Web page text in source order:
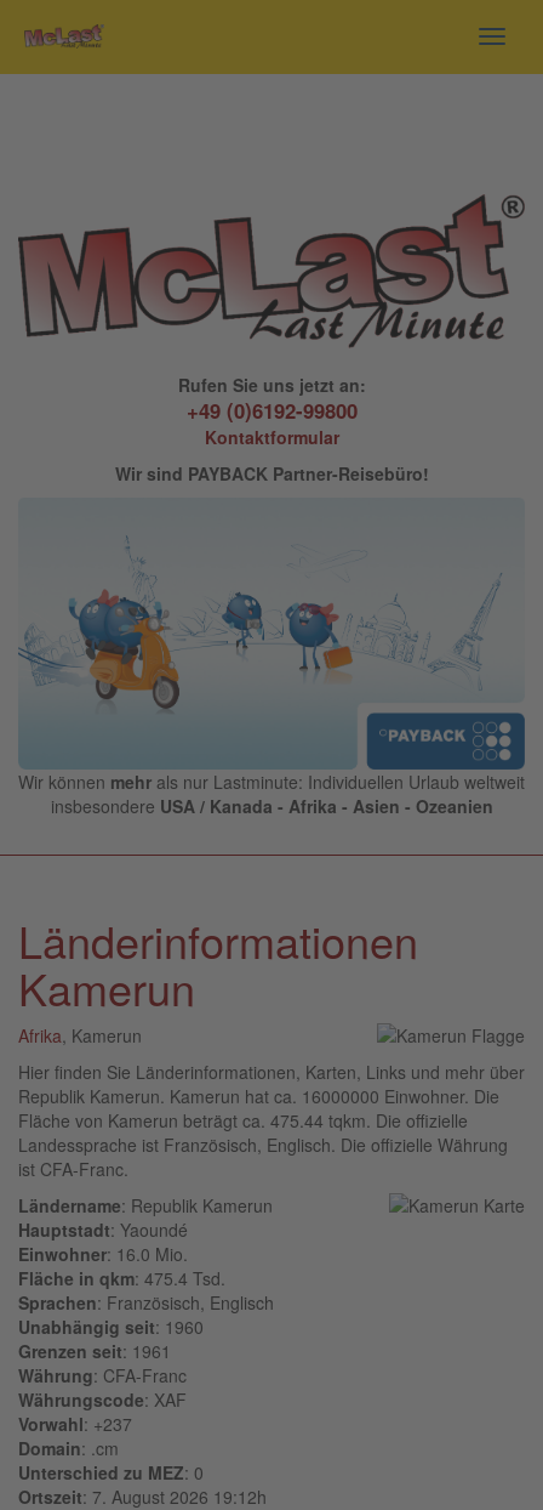
Rufen Sie uns jetzt an:
+49 (0)6192-99800
Kontaktformular
Wir sind PAYBACK Partner-Reisebüro!
Wir können mehr als nur Lastminute: Individuellen Urlaub weltweit
insbesondere USA / Kanada - Afrika - Asien - Ozeanien
Länderinformationen
Kamerun
Afrika , Kamerun
Hier finden Sie Länderinformationen, Karten, Links und mehr über
Republik Kamerun. Kamerun hat ca. 16000000 Einwohner. Die
Fläche von Kamerun beträgt ca. 475.44 tqkm. Die offizielle
Landessprache ist Französisch, Englisch. Die offizielle Währung
ist CFA-Franc.
Ländername: Republik Kamerun
Hauptstadt: Yaoundé
Einwohner: 16.0 Mio.
Fläche in qkm: 475.4 Tsd.
Sprachen: Französisch, Englisch
Unabhängig seit: 1960
Grenzen seit: 1961
Währung: CFA-Franc
Währungscode: XAF
Vorwahl: +237
Domain: .cm
Unterschied zu MEZ: 0
Ortszeit: 7. August 2026 19:12h